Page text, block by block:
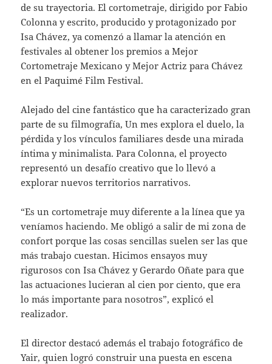
de su trayectoria. El cortometraje, dirigido por Fabio
Colonna y escrito, producido y protagonizado por
Isa Chávez, ya comenzó a llamar la atención en
festivales al obtener los premios a Mejor
Cortometraje Mexicano y Mejor Actriz para Chávez
en el Paquimé Film Festival.
Alejado del cine fantástico que ha caracterizado gran
parte de su filmografía, Un mes explora el duelo, la
pérdida y los vínculos familiares desde una mirada
íntima y minimalista. Para Colonna, el proyecto
representó un desafío creativo que lo llevó a
explorar nuevos territorios narrativos.
“Es un cortometraje muy diferente a la línea que ya
veníamos haciendo. Me obligó a salir de mi zona de
confort porque las cosas sencillas suelen ser las que
más trabajo cuestan. Hicimos ensayos muy
rigurosos con Isa Chávez y Gerardo Oñate para que
las actuaciones lucieran al cien por ciento, que era
lo más importante para nosotros”, explicó el
realizador.
El director destacó además el trabajo fotográfico de
Yair, quien logró construir una puesta en escena